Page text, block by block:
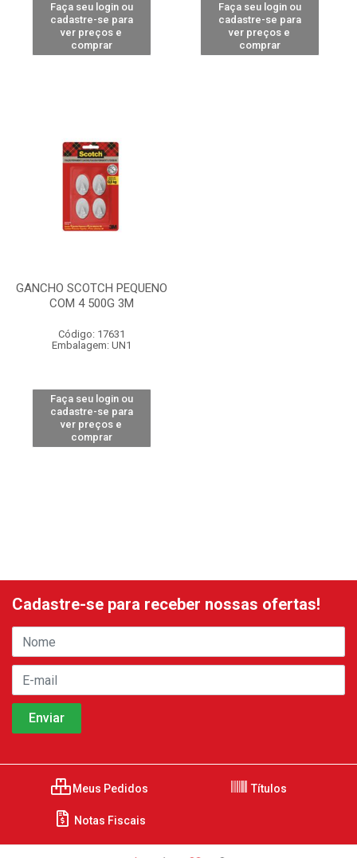
Faça seu login ou
cadastre-se para
ver preços e
comprar
Faça seu login ou
cadastre-se para
ver preços e
comprar
GANCHO SCOTCH PEQUENO
COM 4 500G 3M
Código: 17631
Embalagem: UN1
Faça seu login ou
cadastre-se para
ver preços e
comprar
Cadastre-se para receber nossas ofertas!
Meus Pedidos Títulos
Notas Fiscais